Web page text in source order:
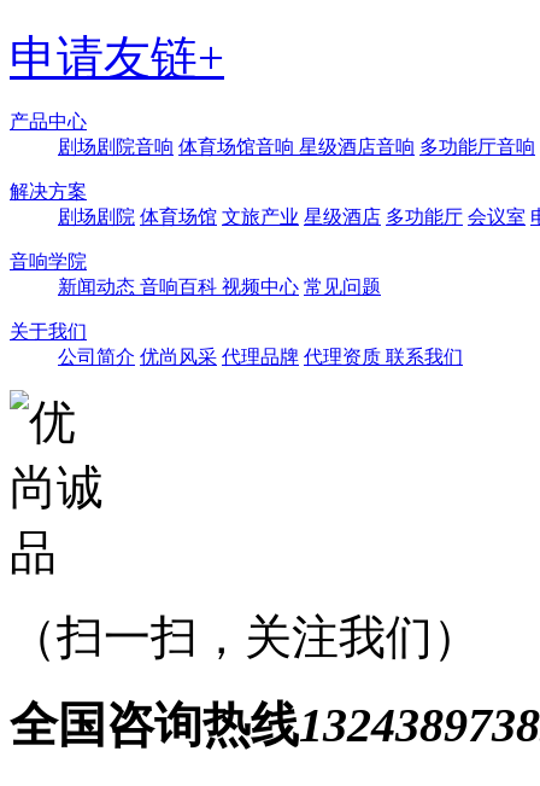
申请友链+
产品中心
剧场剧院音响 体育场馆音响 星级酒店音响 多功能厅音响
解决方案
剧场剧院 体育场馆 文旅产业 星级酒店 多功能厅 会议室
音响学院
新闻动态 音响百科 视频中心 常见问题
关于我们
公司简介 优尚风采 代理品牌 代理资质 联系我们
（扫一扫，关注我们）
全国咨询热线